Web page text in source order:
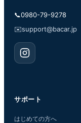
📞0980-79-9278
✉️support@bacar.jp
サポート
はじめての方へ